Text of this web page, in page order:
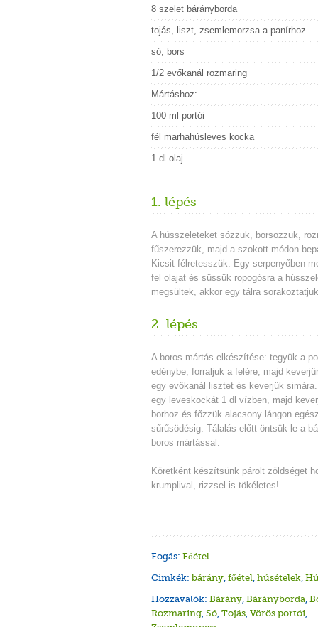
8 szelet bárányborda
tojás, liszt, zsemlemorzsa a panírhoz
só, bors
1/2 evőkanál rozmaring
Mártáshoz:
100 ml portói
fél marhahúsleves kocka
1 dl olaj
1. lépés
A hússzeleteket sózzuk, borsozzuk,
fűszerezzük, majd a szokott módon
Kicsit félretesszük. Egy serpenyőben
fel olajat és süssük ropogósra a
megsültek, akkor egy tálra
2. lépés
A boros mártás elkészítése: tegyük a
edénybe, forraljuk a felére, majd
egy evőkanál lisztet és keverjük simára.
egy leveskockát 1 dl vízben, majd
borhoz és főzzük alacsony lángon
sűrűsödésig. Tálalás előtt öntsük le a
boros mártással.
Köretként készítsünk párolt zöldséget
krumplival, rizzsel is tökéletes!
Fogás: Főétel
Cimkék: bárány, főétel, húsételek,
Hozzávalók: Bárány, Bárányborda,
Rozmaring, Só, Tojás, Vörös portói,